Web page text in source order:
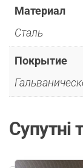
Материал
Сталь
Покрытие
Супутні